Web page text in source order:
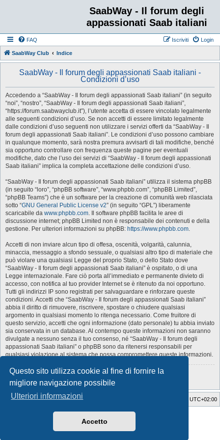
Questo sito utilizza cookie al fine di fornire la
migliore navigazione possibile
Ulteriori informazioni
Accetto
SaabWay - Il forum degli
appassionati Saab italiani
FAQ Login
Iscriviti
SaabWay Club Indice
SaabWay - Il forum degli appassionati Saab italiani -
Condizioni d’uso
Accedendo a “SaabWay - Il forum degli appassionati Saab italiani” (in seguito
“noi”, “nostro”, “SaabWay - Il forum degli appassionati Saab italiani”,
“https://forum.saabwayclub.it”), l’utente accetta di essere vincolato legalmente
alle seguenti condizioni d’uso. Se non accetti di essere limitato legalmente
dalle condizioni d’uso seguenti non utilizzare i servizi offerti da “SaabWay - Il
forum degli appassionati Saab italiani”. Le condizioni d’uso possono cambiare
in qualunque momento, sarà nostra premura avvisarti di tali modifiche, benché
sia opportuno controllare con frequenza queste pagine per eventuali
modifiche, dato che l’uso dei servizi di “SaabWay - Il forum degli appassionati
Saab italiani” implica la completa accettazione delle condizioni d’uso.
“SaabWay - Il forum degli appassionati Saab italiani” utilizza il sistema phpBB
(in seguito “loro”, “phpBB software”, “www.phpbb.com”, “phpBB Limited”,
“phpBB Teams”) che è un software per la creazione di comunità web rilasciata
sotto “GNU General Public License v2” (in seguito “GPL”) liberamente
scaricabile da www.phpbb.com. Il software phpBB facilita le aree di
discussione internet; phpBB Limited non è responsabile dei contenuti e della
gestione. Per ulteriori informazioni su phpBB: https://www.phpbb.com.
Accetti di non inviare alcun tipo di offesa, oscenità, volgarità, calunnia,
minaccia, messaggio a sfondo sessuale, o qualsiasi altro tipo di materiale che
può violare una qualsiasi Legge del proprio Stato, o dello Stato dove
“SaabWay - Il forum degli appassionati Saab italiani” è ospitato, o di una
Legge internazionale. Fare ciò porta all’immediato e permanente divieto di
accesso, con notifica al tuo provider Internet se è ritenuto da noi opportuno.
Tutti gli indirizzi IP sono registrati per salvaguardare e rinforzare queste
condizioni. Accetti che “SaabWay - Il forum degli appassionati Saab italiani”
abbia il diritto di rimuovere, riscrivere, spostare o chiudere qualsiasi
argomento in qualsiasi momento lo ritenga necessario. Come fruitore di
questo servizio, accetti che ogni informazione (dato personale) tu abbia inviato
sia conservata in un database. Al contempo queste informazioni non saranno
divulgate a nessuno senza il tuo consenso, né “SaabWay - Il forum degli
appassionati Saab italiani” o phpBB sono da ritenersi responsabili per
qualsiasi violazione al sistema che possa compromettere queste informazioni.
Torna alla pagina precedente
SaabWay Club Indice UTC+02:00
GTA game
phpBB® Forum Software © phpBB Limited
phpBB-Italia.it